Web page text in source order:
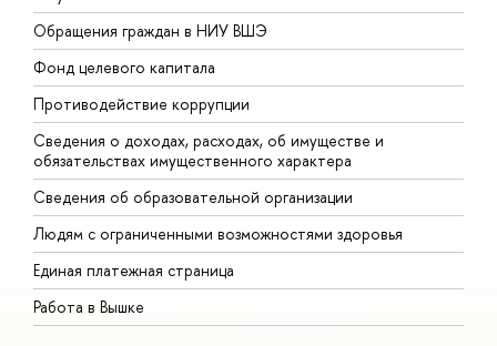
Обращения граждан в НИУ ВШЭ
Фонд целевого капитала
Противодействие коррупции
Сведения о доходах, расходах, об имуществе и
обязательствах имущественного характера
Сведения об образовательной организации
Людям с ограниченными возможностями здоровья
Единая платежная страница
Работа в Вышке